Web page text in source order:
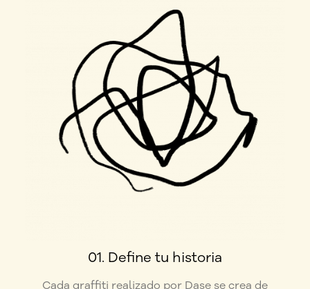
01. Define tu historia
Cada graffiti realizado por Dase se crea de